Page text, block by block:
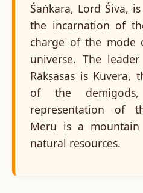
Śaṅkara, Lord Śiva,
the incarnation of
charge of the mode
universe. The
Rākṣasas is Kuvera,
of the
representation of
Meru is a
natural resources.